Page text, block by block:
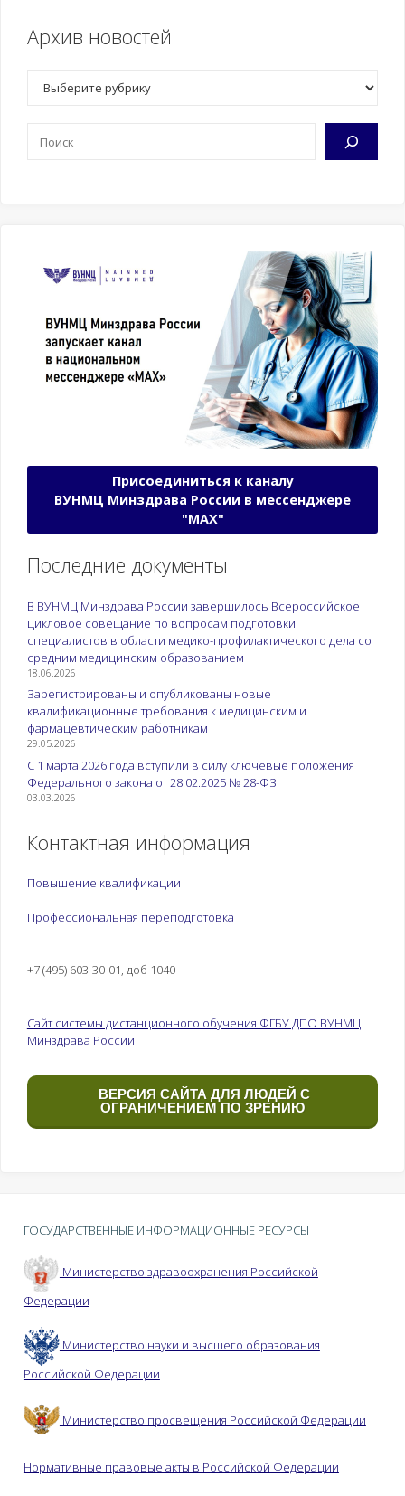
Архив новостей
Присоединиться к каналу
ВУНМЦ Минздрава России в мессенджере
"МАХ"
Последние документы
В ВУНМЦ Минздрава России завершилось Всероссийское
цикловое совещание по вопросам подготовки
специалистов в области медико-профилактического дела со
средним медицинским образованием
18.06.2026
Зарегистрированы и опубликованы новые
квалификационные требования к медицинским и
фармацевтическим работникам
29.05.2026
С 1 марта 2026 года вступили в силу ключевые положения
Федерального закона от 28.02.2025 № 28-ФЗ
03.03.2026
Контактная информация
Повышение квалификации
Профессиональная переподготовка
+7 (495) 603-30-01, доб 1040
Сайт системы дистанционного обучения ФГБУ ДПО ВУНМЦ
Минздрава России
ВЕРСИЯ САЙТА ДЛЯ ЛЮДЕЙ С
ОГРАНИЧЕНИЕМ ПО ЗРЕНИЮ
ГОСУДАРСТВЕННЫЕ ИНФОРМАЦИОННЫЕ РЕСУРСЫ
Министерство здравоохранения Российской
Федерации
Министерство науки и высшего образования
Российской Федерации
Министерство просвещения Российской Федерации
Нормативные правовые акты в Российской Федерации